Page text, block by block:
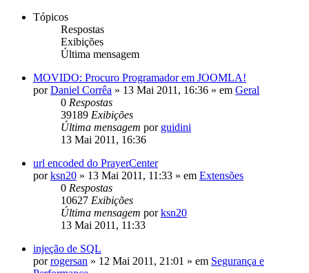
Tópicos
Respostas
Exibições
Última mensagem
MOVIDO: Procuro Programador em JOOMLA!
porDaniel Corrêa » 13 Mai 2011, 16:36 » em Geral
0 Respostas
39189 Exibições
Última mensagem por guidini
13 Mai 2011, 16:36
url encoded do PrayerCenter
porksn20 » 13 Mai 2011, 11:33 » em Extensões
0 Respostas
10627 Exibições
Última mensagem porksn20
13 Mai 2011, 11:33
injeção de SQL
porrogersan » 12 Mai 2011, 21:01 » em Segurança e